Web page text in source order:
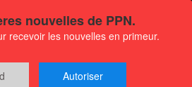
nouvelles de PPN.
recevoir les nouvelles en primeur.
Autoriser